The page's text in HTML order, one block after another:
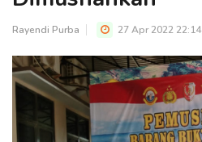
Rayendi Purba 27 Apr 2022 22:14